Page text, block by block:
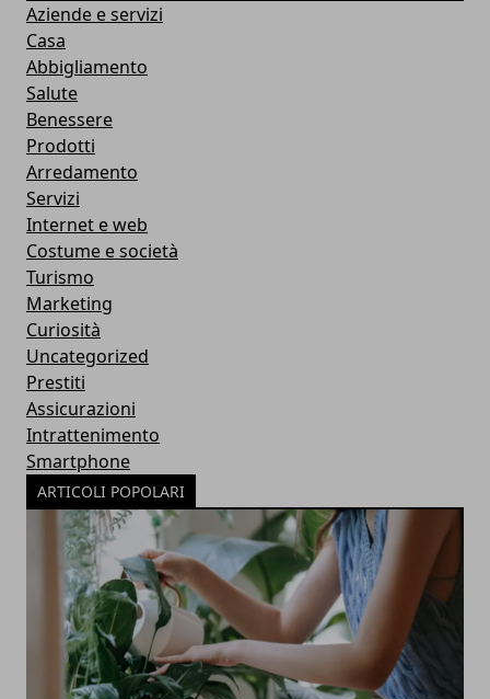
Aziende e servizi
Casa
Abbigliamento
Salute
Benessere
Prodotti
Arredamento
Servizi
Internet e web
Costume e società
Turismo
Marketing
Curiosità
Uncategorized
Prestiti
Assicurazioni
Intrattenimento
Smartphone
ARTICOLI POPOLARI